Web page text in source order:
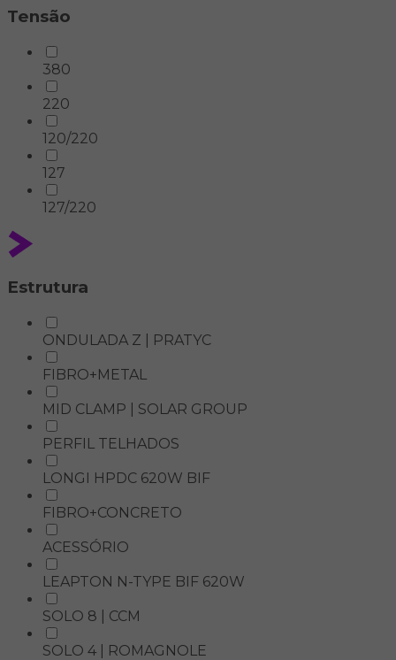
Tensão
380
220
120/220
127
127/220
Estrutura
ONDULADA Z | PRATYC
FIBRO+METAL
MID CLAMP | SOLAR GROUP
PERFIL TELHADOS
LONGI HPDC 620W BIF
FIBRO+CONCRETO
ACESSÓRIO
LEAPTON N-TYPE BIF 620W
SOLO 8 | CCM
SOLO 4 | ROMAGNOLE